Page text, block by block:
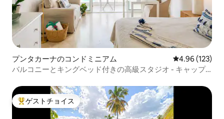
プンタカーナのコンドミニアム レビュー123
4.96 (123)
バルコニーとキングベッド付きの高級スタジオ - キャップ
大好評のゲストチョイスです。
ゲストチョイス